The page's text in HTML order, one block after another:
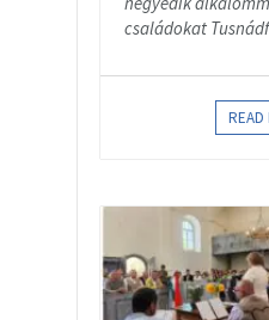
családokat
READ